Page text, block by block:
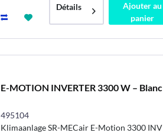
Détails
Ajouter au
panier
E-MOTION INVERTER 3300 W – Blanc
495104
Klimaanlage SR-MECair E-Motion 3300 INV